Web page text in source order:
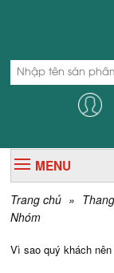
MENU
Trang chủ »
Nhóm
Vì sao quý khách